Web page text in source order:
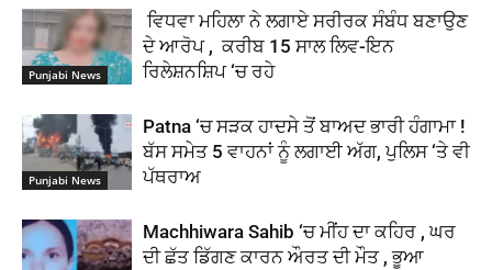
Punjabi News
ਵਿਧਵਾ ਮਹਿਲਾ ਨੇ ਲਗਾਏ ਸਰੀਰਕ ਸੰਬੰਧ ਬਣਾਉਣ
ਦੇ ਆਰੋਪ , ਕਰੀਬ 15 ਸਾਲ ਲਿਵ-ਇਨ
ਰਿਲੇਸ਼ਨਸ਼ਿਪ ‘ਚ ਰਹੇ
Punjabi News
Patna ‘ਚ ਸੜਕ ਹਾਦਸੇ ਤੋਂ ਬਾਅਦ ਭਾਰੀ ਹੰਗਾਮਾ !
ਬੱਸ ਸਮੇਤ 5 ਵਾਹਨਾਂ ਨੂੰ ਲਗਾਈ ਅੱਗ, ਪੁਲਿਸ ‘ਤੇ ਵੀ
ਪੱਥਰਾਅ
Machhiwara Sahib ‘ਚ ਮੀਂਹ ਦਾ ਕਹਿਰ , ਘਰ
ਦੀ ਛੱਤ ਡਿੱਗਣ ਕਾਰਨ ਔਰਤ ਦੀ ਮੌਤ , ਭੂਆ